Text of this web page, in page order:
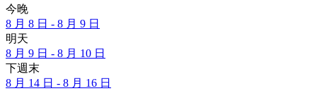
今晚
8 月 8 日 - 8 月 9 日
明天
8 月 9 日 - 8 月 10 日
下週末
8 月 14 日 - 8 月 16 日